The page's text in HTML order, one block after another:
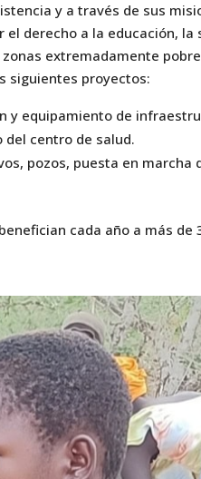
y a través de sus
derecho a la educación,
extremadamente
siguientes proyectos:
y equipamiento de
centro de salud.
pozos, puesta en marcha
cada año a más de